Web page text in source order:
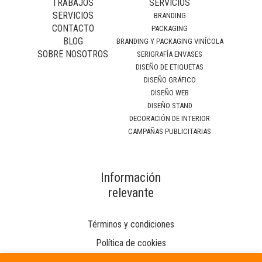
TRABAJOS
SERVICIOS
CONTACTO
BLOG
SOBRE NOSOTROS
SERVICIOS
BRANDING
PACKAGING
BRANDING Y PACKAGING VINÍCOLA
SERIGRAFÍA ENVASES
DISEÑO DE ETIQUETAS
DISEÑO GRÁFICO
DISEÑO WEB
DISEÑO STAND
DECORACIÓN DE INTERIOR
CAMPAÑAS PUBLICITARIAS
Información
relevante
Términos y condiciones
Política de cookies